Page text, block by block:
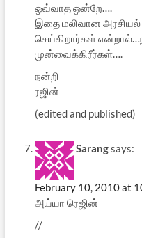
ஒவ்வாத ஒன்றே….
இதை மலிவான அரசியல்
செய்கிறார்கள்
முன்வைக்கிரீர்கள்….
நன்றி
ரஜின்
(edited and published)
Sarangsays:
February 10, 2010 at
அய்யா ரெஜின்
//